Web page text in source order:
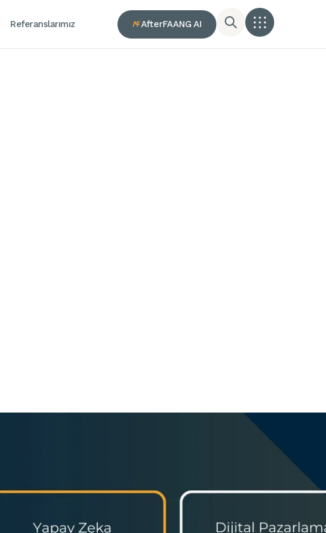
Referanslarımız AfterFAANG AI